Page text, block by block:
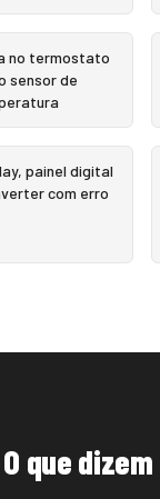
no termostato
sensor de
painel digital
com erro
O que dizem